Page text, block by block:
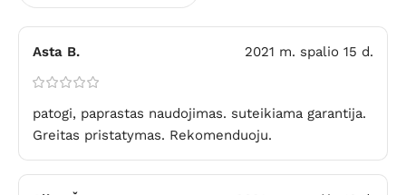
Asta B. 2021 m. spalio 15 d.
patogi, paprastas naudojimas. suteikiama garantija.
Greitas pristatymas. Rekomenduoju.